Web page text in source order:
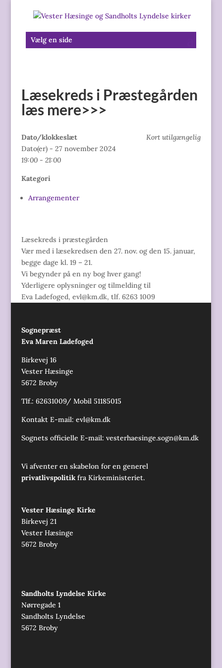
Vælg en side
Læsekreds i Præstegården
læs mere>>>
Kort utilgængelig
Dato/klokkeslæt
Dato(er) - 27 november 2024
19:00 - 21:00
Kategori
Arrangementer
Læsekreds i præstegården
Vær med i læsekredsen den 27. nov. og den 15. januar,
begge dage kl. 19 – 21.
Vi begynder på en ny bog hver gang!
Yderligere oplysninger og tilmelding til
Eva Ladefoged, evl@km.dk, tlf. 6263 1009
Sognepræst
Eva Maren Ladefoged
Birkevej 16
Vester Hæsinge
5672 Broby
Tlf.: 62631009/ Mobil 51185015
Kontakt E-mail: evl@km.dk
Sognets officielle E-mail: vesterhaesinge.sogn@km.dk
Vi afventer en skabelon for en generel
privatlivspolitikfra Kirkeministeriet.
Vester Hæsinge Kirke
Birkevej 21
Vester Hæsinge
5672 Broby
Sandholts Lyndelse Kirke
Nørregade 1
Sandholts Lyndelse
5672 Broby